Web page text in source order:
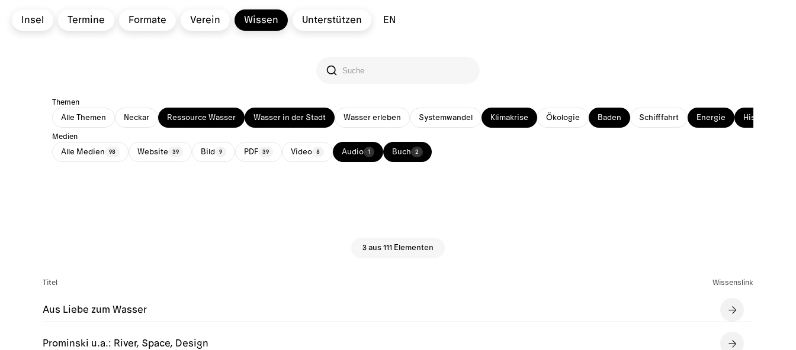
Insel Termine Formate Verein Wissen Unterstützen EN
Themen
Alle Themen Neckar Ressource Wasser Wasser in der Stadt Wasser erleben Systemwandel Klimakrise Ökologie Baden Schifffahrt Energie Historisches
Medien
Alle Medien 98 Website 39 Bild 9 PDF 39 Video 8 Audio 1 Buch 2
3 aus 111 Elementen
Titel Wissenslink
Aus Liebe zum Wasser
Prominski u.a.: River, Space, Design